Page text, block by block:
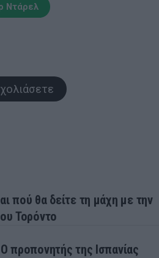
Ντάρελ
πού θα δείτε τη μάχη με την
Τορόντο
προπονητής της Ισπανίας